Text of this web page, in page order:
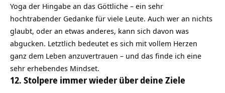
Yoga der Hingabe an das Göttliche – ein sehr
hochtrabender Gedanke für viele Leute. Auch wer an nichts
glaubt, oder an etwas anderes, kann sich davon was
abgucken. Letztlich bedeutet es sich mit vollem Herzen
ganz dem Leben anzuvertrauen – und das finde ich eine
sehr erhebendes Mindset.
12. Stolpere immer wieder über deine Ziele